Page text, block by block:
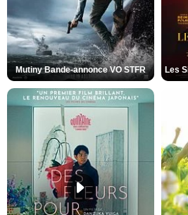
Mutiny Bande-annonce VO STFR